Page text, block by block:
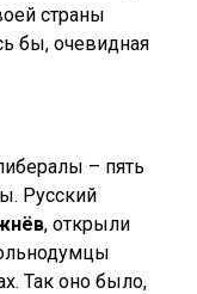
страны
бы, очевидная
– пять
Русский
, открыли
Так оно было,